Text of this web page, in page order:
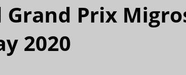
Prix
2020